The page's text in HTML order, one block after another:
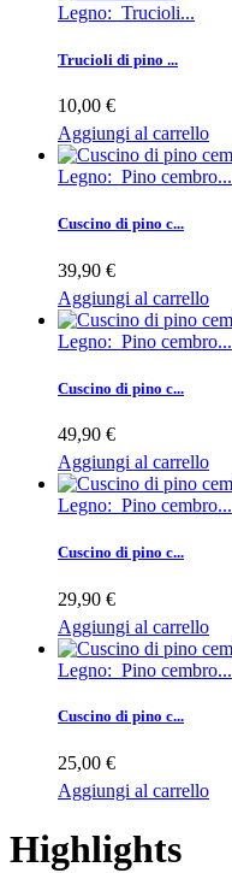
Legno: Trucioli...
Trucioli di pino ...
10,00 €
Aggiungi al carrello
Legno: Pino cembro...
Cuscino di pino c...
39,90 €
Aggiungi al carrello
Legno: Pino cembro...
Cuscino di pino c...
49,90 €
Aggiungi al carrello
Legno: Pino cembro...
Cuscino di pino c...
29,90 €
Aggiungi al carrello
Legno: Pino cembro...
Cuscino di pino c...
25,00 €
Aggiungi al carrello
Highlights